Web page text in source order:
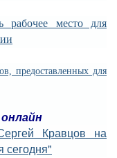
рабочее место для
предоставленных для
Кравцов на